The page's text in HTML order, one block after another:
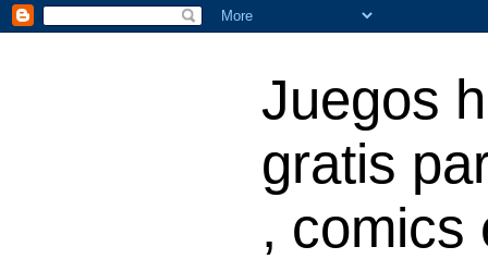
Juegos
gratis
, comics